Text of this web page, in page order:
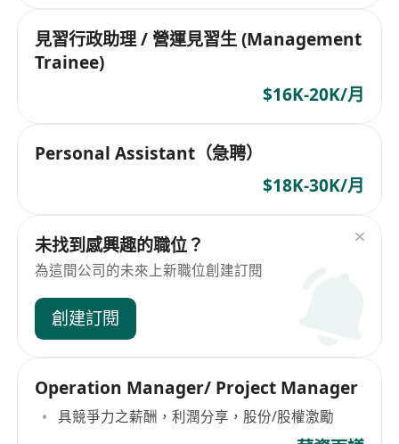
見習行政助理 / 營運見習生 (Management
Trainee)
$16K-20K/月
Personal Assistant（急聘）
$18K-30K/月
未找到感興趣的職位？
為這間公司的未來上新職位創建訂閱
創建訂閱
Operation Manager/ Project Manager
具競爭力之薪酬，利潤分享，股份/股權激勵